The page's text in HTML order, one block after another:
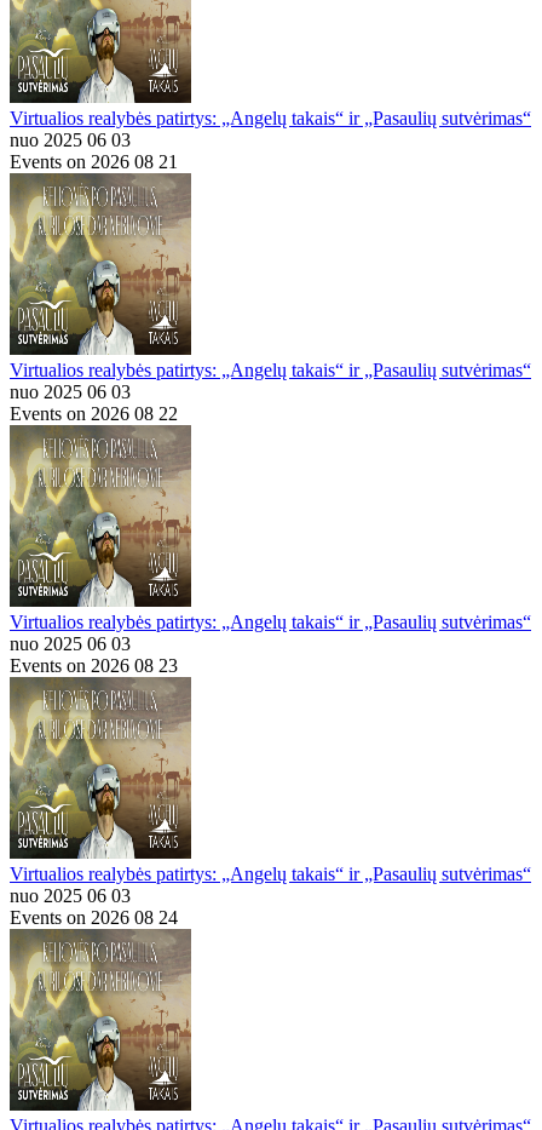
Virtualios realybės patirtys: „Angelų takais“ ir „Pasaulių sutvėrimas“
nuo 2025 06 03
Events on 2026 08 21
Virtualios realybės patirtys: „Angelų takais“ ir „Pasaulių sutvėrimas“
nuo 2025 06 03
Events on 2026 08 22
Virtualios realybės patirtys: „Angelų takais“ ir „Pasaulių sutvėrimas“
nuo 2025 06 03
Events on 2026 08 23
Virtualios realybės patirtys: „Angelų takais“ ir „Pasaulių sutvėrimas“
nuo 2025 06 03
Events on 2026 08 24
Virtualios realybės patirtys: „Angelų takais“ ir „Pasaulių sutvėrimas“